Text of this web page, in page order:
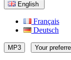
English
Français
Deutsch
MP3 Your